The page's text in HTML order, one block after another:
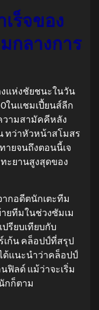
ร็จของ
กลางการ
แห่งชัยชนะในวัน
ในแชมเปี้ยนส์ลีก
วามสามัคคีหลัง
ทว่าหัวหน้าสโมสร
ายจนถึงตอนนี้เจ
ะยานสูงสุดของ
กอดีตนักเตะทีม
ยทีมในช่วงซัมเม
ปรียบเทียบกับ
เก้น คล็อปป์ที่สรุป
ด้แนะนำว่าคล็อปป์
ฟิลด์ แม้ว่าจะเริ่ม
กก็ตาม